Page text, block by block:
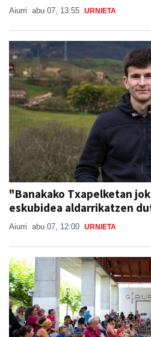
Aiurri abu 07, 13:55 URNIETA
"Banakako Txapelketan
eskubidea aldarrikatzen
Aiurri abu 07, 12:00 URNIETA